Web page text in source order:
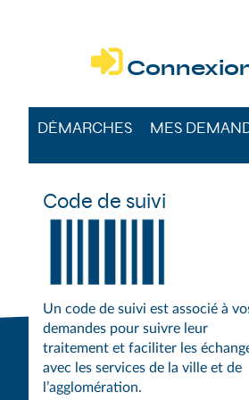

DÉMARCHES MES
Code de suivi
Un code de suivi est associé à
demandes pour suivre leur
traitement et faciliter les
avec les services de la ville et de
l’agglomération.